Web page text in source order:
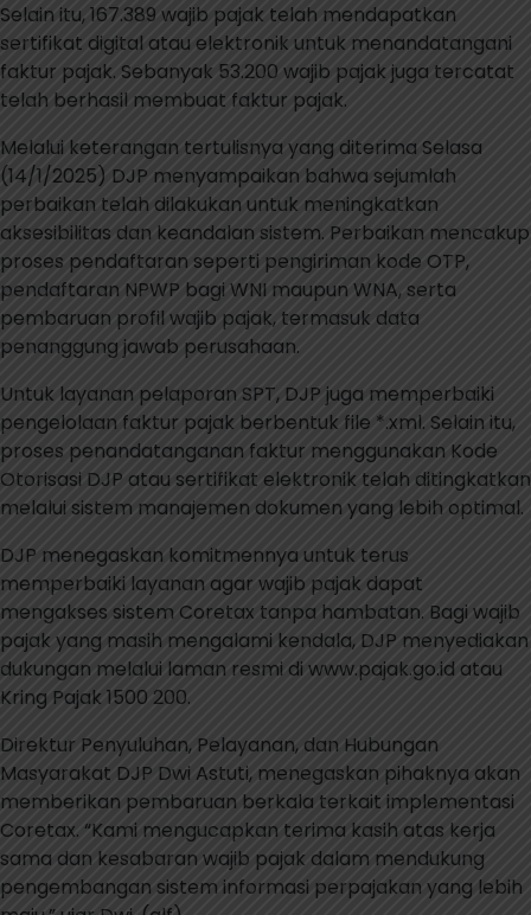
Selain itu, 167.389 wajib pajak telah mendapatkan
sertifikat digital atau elektronik untuk menandatangani
faktur pajak. Sebanyak 53.200 wajib pajak juga tercatat
telah berhasil membuat faktur pajak.
Melalui keterangan tertulisnya yang diterima Selasa
(14/1/2025) DJP menyampaikan bahwa sejumlah
perbaikan telah dilakukan untuk meningkatkan
aksesibilitas dan keandalan sistem. Perbaikan mencakup
proses pendaftaran seperti pengiriman kode OTP,
pendaftaran NPWP bagi WNI maupun WNA, serta
pembaruan profil wajib pajak, termasuk data
penanggung jawab perusahaan.
Untuk layanan pelaporan SPT, DJP juga memperbaiki
pengelolaan faktur pajak berbentuk file *.xml. Selain itu,
proses penandatanganan faktur menggunakan Kode
Otorisasi DJP atau sertifikat elektronik telah ditingkatkan
melalui sistem manajemen dokumen yang lebih optimal.
DJP menegaskan komitmennya untuk terus
memperbaiki layanan agar wajib pajak dapat
mengakses sistem Coretax tanpa hambatan. Bagi wajib
pajak yang masih mengalami kendala, DJP menyediakan
dukungan melalui laman resmi di www.pajak.go.id atau
Kring Pajak 1500 200.
Direktur Penyuluhan, Pelayanan, dan Hubungan
Masyarakat DJP Dwi Astuti, menegaskan pihaknya akan
memberikan pembaruan berkala terkait implementasi
Coretax. “Kami mengucapkan terima kasih atas kerja
sama dan kesabaran wajib pajak dalam mendukung
pengembangan sistem informasi perpajakan yang lebih